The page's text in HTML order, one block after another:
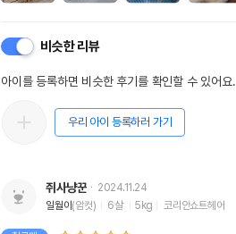
비슷한 리뷰
아이를 등록하면 비슷한 후기를 확인할 수 있어요.
우리 아이 등록하러 가기
쥐사냥꾼
2024.11.24
일월이(암컷) 6살 5kg 코리안쇼트헤어